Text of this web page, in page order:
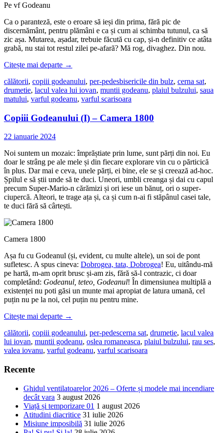
Pe vf Godeanu
Ca o paranteză, este o eroare să ieși din prima, fără pic de
discernământ, pentru plămâni e ca și cum ai schimba tutunul, ca să
zic așa. Mutarea, așadar, trebuie făcută cu cap, și-n definitiv ce atâta
grabă, nu stai tot restul zilei pe-afară? Mă rog, divaghez. Din nou.
Citește mai departe →
călătorii, copiii godeanului, per-pedesbisericile din bulz, cerna sat,
drumetie, lacul valea lui iovan, muntii godeanu, plaiul bulzului, saua
matului, varful godeanu, varful scarisoara
Copiii Godeanului (I) – Camera 1800
22 ianuarie 2024
Noi suntem un mozaic: împrăștiate prin lume, sunt părți din noi. Eu
doar le strâng pe ale mele și din fiecare explorare vin cu o părticică
în plus. Dar mai e ceva, unele părți, ei bine, ele se și creează ad-hoc.
Șpilul e să știi unde să te duci. Uneori, umbli creanga și dai cu capul
precum Super-Mario-n cărămizi și ori iese un bănuț, ori o super-
ciupercă. Alteori, te trage ața și, ca și cum n-ai fi stăpânul casei tale,
te duci fără să cârtești.
Camera 1800
Așa fu cu Godeanul (și, evident, cu multe altele), un soi de pont
sufletesc. A spus cineva: Dobrogea, tata, Dobrogea! Eu, uitându-mă
pe hartă, m-am oprit brusc și-am zis, fără să-l contrazic, ci doar
completând: Godeanul, teteo, Godeanul! În dimensiunea multiplă a
existenței nu poti găsi un munte mai apropiat de latura umană, cel
puțin nu pe la noi, cel puțin nu pentru mine.
Citește mai departe →
călătorii, copiii godeanului, per-pedescerna sat, drumetie, lacul valea
lui iovan, muntii godeanu, oslea romaneasca, plaiul bulzului, rau ses,
valea iovanu, varful godeanu, varful scarisoara
Recente
Ghidul ventilatoarelor 2026 – Oferte și modele mai incendiare
decât vara 3 august 2026
Viață și temporizare 01 1 august 2026
Atitudini diacritice 31 iulie 2026
Misiune imposibilă 31 iulie 2026